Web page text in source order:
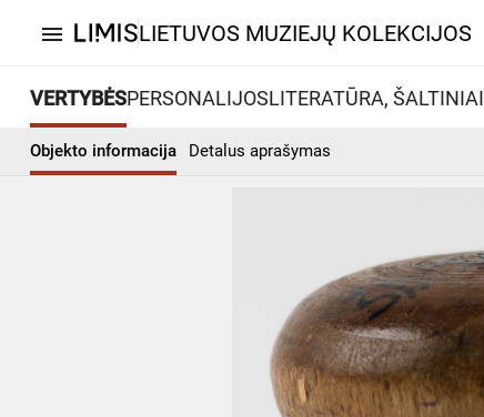
menu LIETUVOS MUZIEJŲ KOLEKCIJOS
VERTYBĖSPERSONALIJOSLITERATŪRA, ŠALTINIAI
Objekto informacija Detalus aprašymas